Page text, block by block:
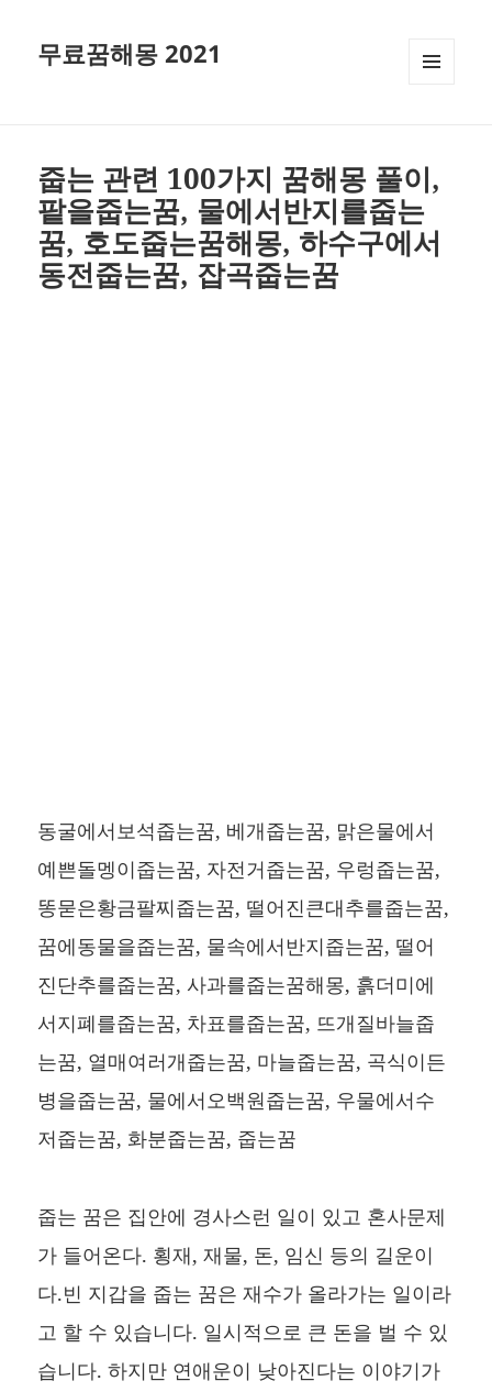
무료꿈해몽 2021
줍는 관련 100가지 꿈해몽 풀이,
팥을줍는꿈, 물에서반지를줍는
꿈, 호도줍는꿈해몽, 하수구에서
동전줍는꿈, 잡곡줍는꿈
동굴에서보석줍는꿈, 베개줍는꿈, 맑은물에서
예쁜돌멩이줍는꿈, 자전거줍는꿈, 우렁줍는꿈,
똥묻은황금팔찌줍는꿈, 떨어진큰대추를줍는꿈,
꿈에동물을줍는꿈, 물속에서반지줍는꿈, 떨어
진단추를줍는꿈, 사과를줍는꿈해몽, 흙더미에
서지폐를줍는꿈, 차표를줍는꿈, 뜨개질바늘줍
는꿈, 열매여러개줍는꿈, 마늘줍는꿈, 곡식이든
병을줍는꿈, 물에서오백원줍는꿈, 우물에서수
저줍는꿈, 화분줍는꿈, 줍는꿈
줍는 꿈은 집안에 경사스런 일이 있고 혼사문제
가 들어온다. 횡재, 재물, 돈, 임신 등의 길운이
다.빈 지갑을 줍는 꿈은 재수가 올라가는 일이라
고 할 수 있습니다. 일시적으로 큰 돈을 벌 수 있
습니다. 하지만 연애운이 낮아진다는 이야기가